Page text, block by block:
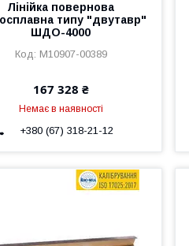
Лінійка повернова
типу "двутавр"
ШДО-4000
M10907-00389
167 328 ₴
Немає в наявності
+380 (67) 318-21-12